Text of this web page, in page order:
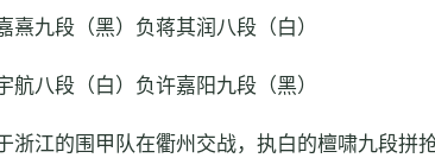
熹九段（黑）负蒋其润八段（白）
航八段（白）负许嘉阳九段（黑）
浙江的围甲队在衢州交战，执白的檀啸九段拼